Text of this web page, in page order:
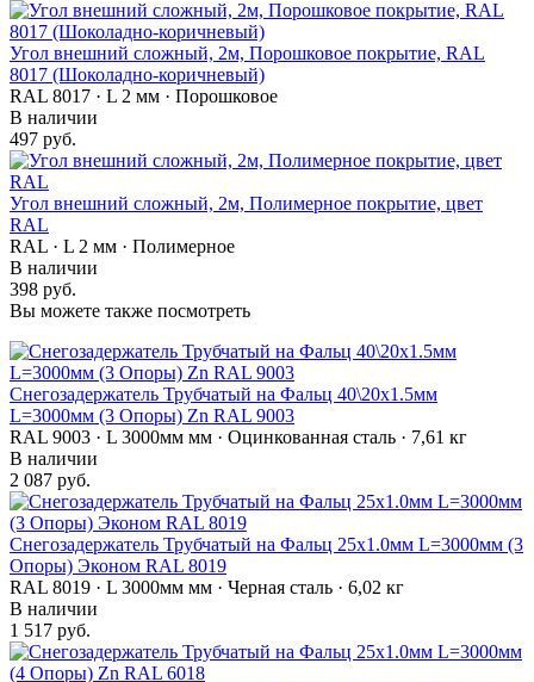
Угол внешний сложный, 2м, Порошковое покрытие, RAL
8017 (Шоколадно-коричневый)
RAL 8017 · L 2 мм · Порошковое
В наличии
497 руб.
Угол внешний сложный, 2м, Полимерное покрытие, цвет
RAL
RAL · L 2 мм · Полимерное
В наличии
398 руб.
Вы можете также посмотреть
Снегозадержатель Трубчатый на Фальц 40\20х1.5мм
L=3000мм (3 Опоры) Zn RAL 9003
RAL 9003 · L 3000мм мм · Оцинкованная сталь · 7,61 кг
В наличии
2 087 руб.
Снегозадержатель Трубчатый на Фальц 25х1.0мм L=3000мм (3
Опоры) Эконом RAL 8019
RAL 8019 · L 3000мм мм · Черная сталь · 6,02 кг
В наличии
1 517 руб.